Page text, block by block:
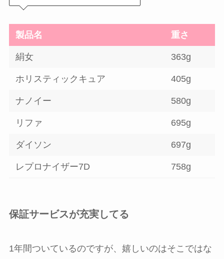
製品名 重さ
絹女 363g
ホリスティックキュア 405g
ナノイー 580g
リファ 695g
ダイソン 697g
レプロナイザー7D 758g
保証サービスが充実してる
1年間ついているのですが、嬉しいのはそこではな